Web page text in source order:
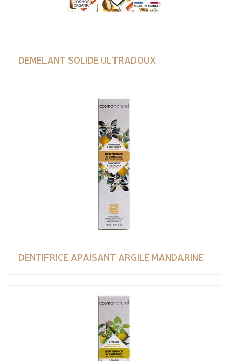
DEMELANT SOLIDE ULTRADOUX
DENTIFRICE APAISANT ARGILE MANDARINE